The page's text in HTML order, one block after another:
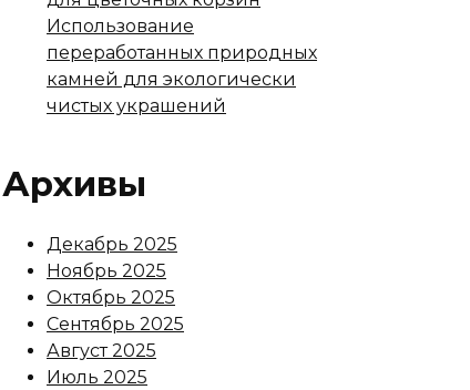
Использование
переработанных природных
камней для экологически
чистых украшений
Архивы
Декабрь 2025
Ноябрь 2025
Октябрь 2025
Сентябрь 2025
Август 2025
Июль 2025